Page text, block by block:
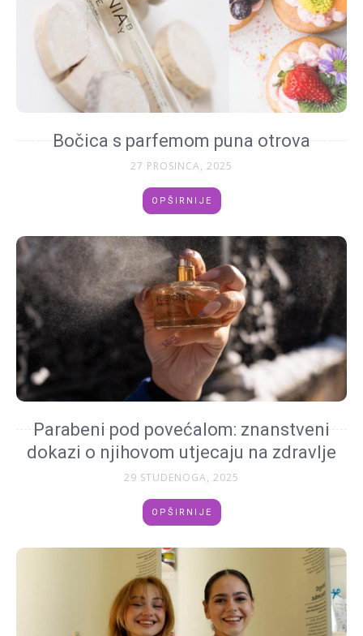
Bočica s parfemom puna otrova
27 PROSINCA, 2025
OPŠIRNIJE
Parabeni pod povećalom: znanstveni
dokazi o njihovom utjecaju na zdravlje
29 STUDENOGA, 2025
OPŠIRNIJE